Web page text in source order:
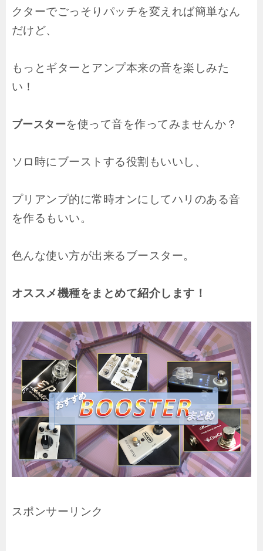
クターでごっそりパッチを変えれば簡単なん
だけど、
もっとギターとアンプ本来の音を楽しみた
い！
ブースターを使って音を作ってみませんか？
ソロ時にブーストする役割もいいし、
プリアンプ的に常時オンにしてハリのある音
を作るもいい。
色んな使い方が出来るブースター。
オススメ機種をまとめて紹介します！
スポンサーリンク